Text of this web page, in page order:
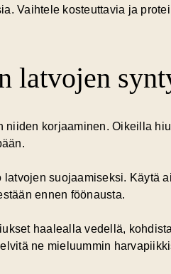
Vaihtele kosteuttavia ja
korjaaminen. Oikeilla
latvojen suojaamiseksi. Käytä
ennen föönausta.
haalealla vedellä,
ne mieluummin